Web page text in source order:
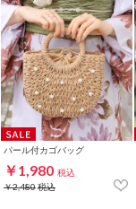
パール付カゴバッグ
￥1,980 税込
￥2,480税込